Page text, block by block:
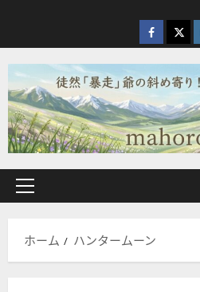
を
ス
キ
ッ
プ
facebook
X
メ
ン
ホーム ハンタームーン